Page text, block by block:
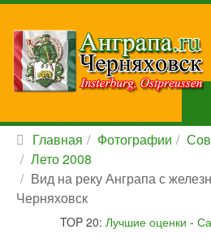
Главная Фотографии
Лето 2008
Вид на реку Анграпа с
Черняховск
TOP 20: Лучшие оценки -